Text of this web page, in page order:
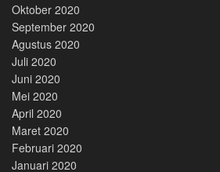
Oktober 2020
September 2020
Agustus 2020
Juli 2020
Juni 2020
Mei 2020
April 2020
Maret 2020
Februari 2020
Januari 2020